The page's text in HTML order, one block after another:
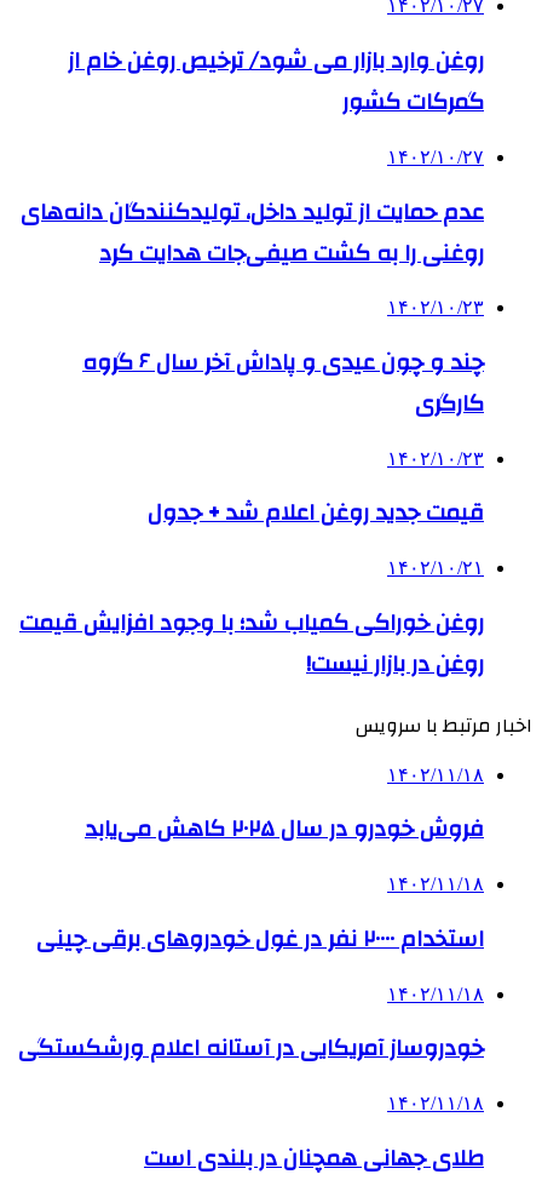
۱۴۰۲/۱۰/۲۷
روغن وارد بازار می شود/ ترخیص روغن خام از
گمرکات کشور
۱۴۰۲/۱۰/۲۷
عدم حمایت از تولید داخل، تولیدکنندگان دانه‌های
روغنی را به کشت صیفی‌جات هدایت کرد
۱۴۰۲/۱۰/۲۳
چند و چون عیدی و پاداش آخر سال ۶ گروه
کارگری
۱۴۰۲/۱۰/۲۳
قیمت جدید روغن اعلام شد + جدول
۱۴۰۲/۱۰/۲۱
روغن خوراکی کمیاب شد؛ با وجود افزایش قیمت
روغن در بازار نیست!
اخبار مرتبط با سرویس
۱۴۰۲/۱۱/۱۸
فروش خودرو در سال ۲۰۲۵ کاهش می‌یابد
۱۴۰۲/۱۱/۱۸
استخدام ۲۰۰۰۰ نفر در غول خودروهای برقی چینی
۱۴۰۲/۱۱/۱۸
خودروساز آمریکایی در آستانه اعلام ورشکستگی
۱۴۰۲/۱۱/۱۸
طلای جهانی همچنان در بلندی است